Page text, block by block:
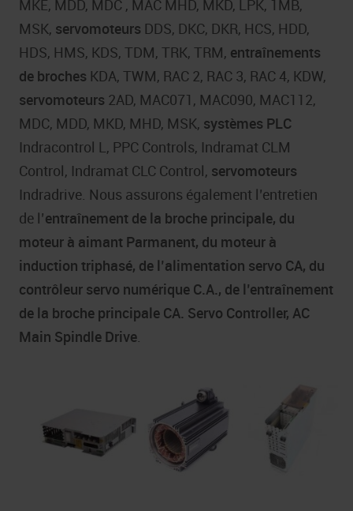
MKE, MDD, MDC , MAC MHD, MKD, LPK, 1MB,
MSK, servomoteurs DDS, DKC, DKR, HCS, HDD,
HDS, HMS, KDS, TDM, TRK, TRM, entraînements
de broches KDA, TWM, RAC 2, RAC 3, RAC 4, KDW,
servomoteurs 2AD, MAC071, MAC090, MAC112,
MDC, MDD, MKD, MHD, MSK, systèmes PLC
Indracontrol L, PPC Controls, Indramat CLM
Control, Indramat CLC Control, servomoteurs
Indradrive. Nous assurons également l’entretien
de l’entraînement de la broche principale, du
moteur à aimant Parmanent, du moteur à
induction triphasé, de l’alimentation servo CA, du
contrôleur servo numérique C.A., de l’entraînement
de la broche principale CA. Servo Controller, AC
Main Spindle Drive.